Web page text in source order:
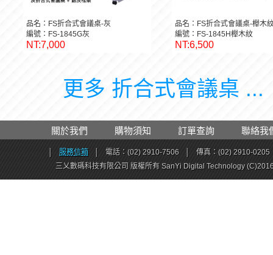
品名：FS折合式會議桌-灰
編號：FS-1845G灰
NT:7,000
品名：FS折合式會議桌-櫸木
編號：FS-1845H櫸木紋
NT:6,500
更多 折合式會議桌 ...
關於我們 購物須知 訂單查詢 聯絡我
服務信箱 電話：(02) 2910-7506
傳真：(02) 2910-0205
三乂數碼科技有限公司 版權所有 SanYi Digital Technology